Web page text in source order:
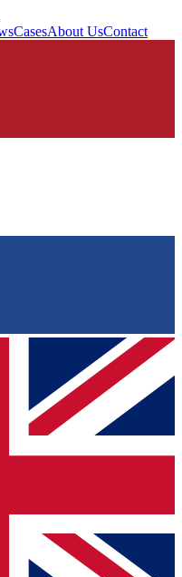
CasesAbout UsContact